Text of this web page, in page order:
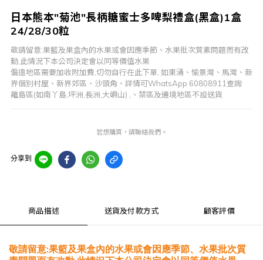
日本熊本"菊池"長柄糖蜜士多啤梨禮盒(黑盒)1盒
24/28/30粒
敬請留意:果籃及果盒內的水果或會因應季節、水果批次質素問題而有改
動,此情況下本公司決定會以同等價值水果
偏遠地區需要加收附加費,切勿自行在此下單, 如東涌、愉景灣、馬灣、新
界個別村屋、新界郊區、沙頭角、詳情可WhatsApp 60808911查詢
離島區(如南丫島,坪洲,長洲,大嶼山) ,、禁區及邊境地區不設送貨
若想購買，請聯絡我們。
分享到
商品描述 送貨及付款方式 顧客評價
敬請留意:果籃及果盒內的水果或會因應季節、水果批次質